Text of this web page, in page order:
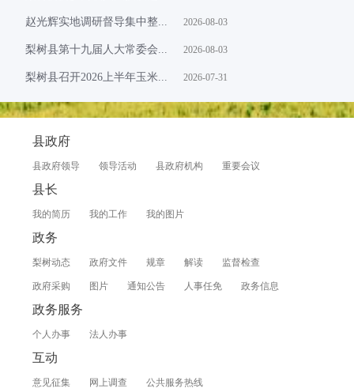
赵光辉实地调研督导集中整... 2026-08-03
梨树县第十九届人大常委会... 2026-08-03
梨树县召开2026上半年玉米... 2026-07-31
县政府
县政府领导 领导活动 县政府机构 重要会议
县长
我的简历 我的工作 我的图片
政务
梨树动态 政府文件 规章 解读 监督检查
政府采购 图片 通知公告 人事任免 政务信息
政务服务
个人办事 法人办事
互动
意见征集 网上调查 公共服务热线